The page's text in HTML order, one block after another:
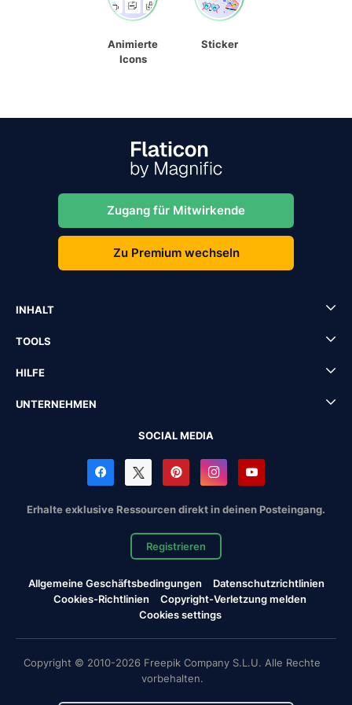
Animierte
Icons
Sticker
Zugang für Mitwirkende
Zu Premium wechseln
INHALT
TOOLS
HILFE
UNTERNEHMEN
SOCIAL MEDIA
Erhalte exklusive Ressourcen direkt in deinen Posteingang.
Registrieren
Allgemeine Geschäftsbedingungen
Datenschutzrichtlinien
Cookies-Richtlinien
Copyright-Verletzung melden
Cookies settings
Copyright © 2010-2026 Freepik Company S.L.U. Alle Rechte
vorbehalten.